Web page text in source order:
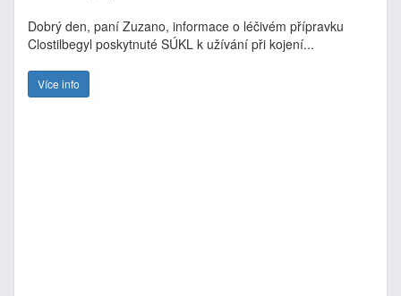
Dobrý den, paní Zuzano, informace o léčivém přípravku
Clostilbegyl poskytnuté SÚKL k užívání při kojení...
Více info